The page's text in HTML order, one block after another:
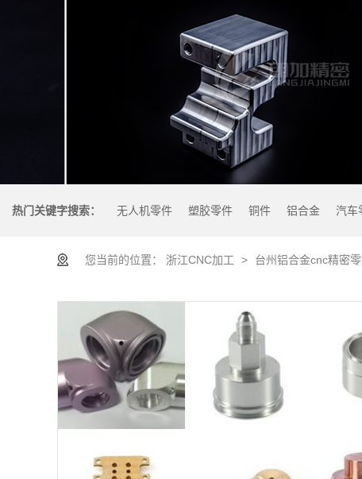
热门关键字搜索： 无人机零件 塑胶零件 铜件 铝合金 汽车
您当前的位置： 浙江CNC加工 > 台州铝合金cnc精密